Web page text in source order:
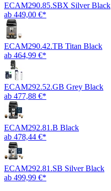
ECAM290.85.SBX Silver Black
ab 449,00 €*
ECAM290.42.TB Titan Black
ab 464,99 €*
ECAM292.52.GB Grey Black
ab 477,88 €*
ECAM292.81.B Black
ab 478,44 €*
ECAM292.81.SB Silver Black
ab 499,99 €*